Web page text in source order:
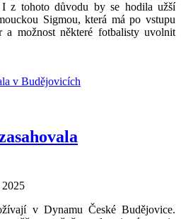
z tohoto důvodu by se hodila užší
Sigmou, která má po vstupu
možnost některé fotbalisty uvolnit
2025
v Dynamu České Budějovice.